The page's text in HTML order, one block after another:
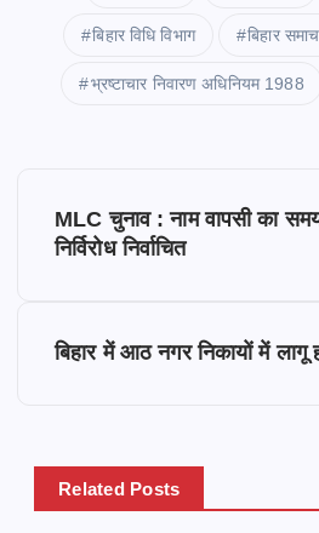
बिहार विधि विभाग बिहार
भ्रष्टाचार निवारण अधिनियम 1988
MLC चुनाव : नाम वापसी का
निर्विरोध निर्वाचित
बिहार में आठ नगर निकायों में लागू
Related Posts